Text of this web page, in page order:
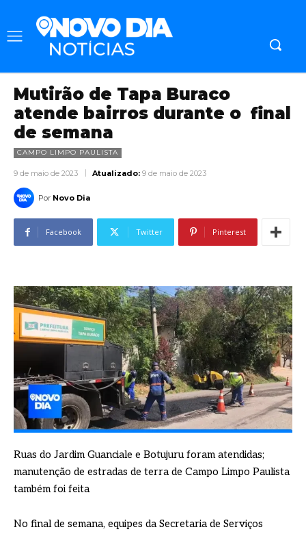
Mutirão de Tapa Buraco
atende bairros durante o final
de semana
CAMPO LIMPO PAULISTA
9 de maio de 2023 Atualizado: 9 de maio de 2023
Por Novo Dia
Facebook Twitter Pinterest
Ruas do Jardim Guanciale e Botujuru foram atendidas;
manutenção de estradas de terra de Campo Limpo Paulista
também foi feita
No final de semana, equipes da Secretaria de Serviços